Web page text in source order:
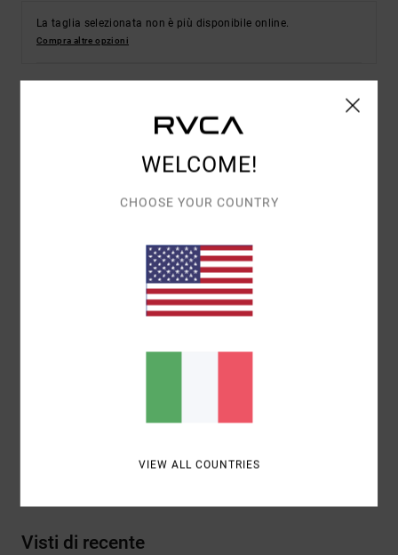
La taglia selezionata non è più disponibile online.
Compra altre opzioni
Dettagli & caratteristiche
Top Smanicato Sportivo Nero Donna
Nylon, elastan, poliestere
Tessuto a costine a righe verticali multicolore
Cuciture a contrasto con linee di stile che
Visti di recente
WELCOME!
CHOOSE YOUR COUNTRY
VIEW ALL COUNTRIES